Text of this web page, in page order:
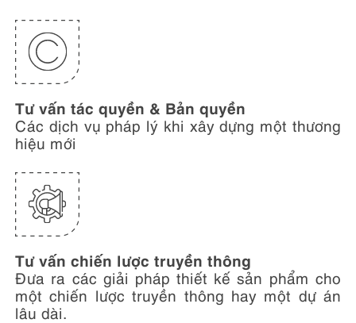
Tư vấn tác quyền & Bản quyền
Các dịch vụ pháp lý khi xây dựng một thương
hiệu mới
Tư vấn chiến lược truyền thông
Đưa ra các giải pháp thiết kế sản phẩm cho
một chiến lược truyền thông hay một dự án
lâu dài.